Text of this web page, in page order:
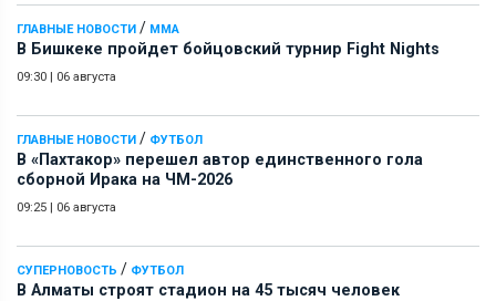
ГЛАВНЫЕ НОВОСТИ / ММА
В Бишкеке пройдет бойцовский турнир Fight Nights
09:30 | 06 августа
ГЛАВНЫЕ НОВОСТИ / ФУТБОЛ
В «Пахтакор» перешел автор единственного гола
сборной Ирака на ЧМ-2026
09:25 | 06 августа
СУПЕРНОВОСТЬ / ФУТБОЛ
В Алматы строят стадион на 45 тысяч человек